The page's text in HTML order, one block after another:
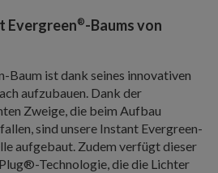
Evergreen®-Baums von
Baum ist dank seines innovativen
aufzubauen. Dank der
Zweige, die beim Aufbau
sind unsere Instant Evergreen-
aufgebaut. Zudem verfügt dieser
Technologie, die die Lichter